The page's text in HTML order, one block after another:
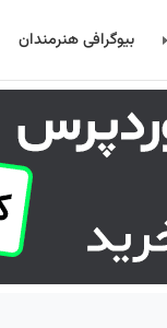
بیوگرافی هنرمندان